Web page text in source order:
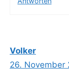
Volker
26. November